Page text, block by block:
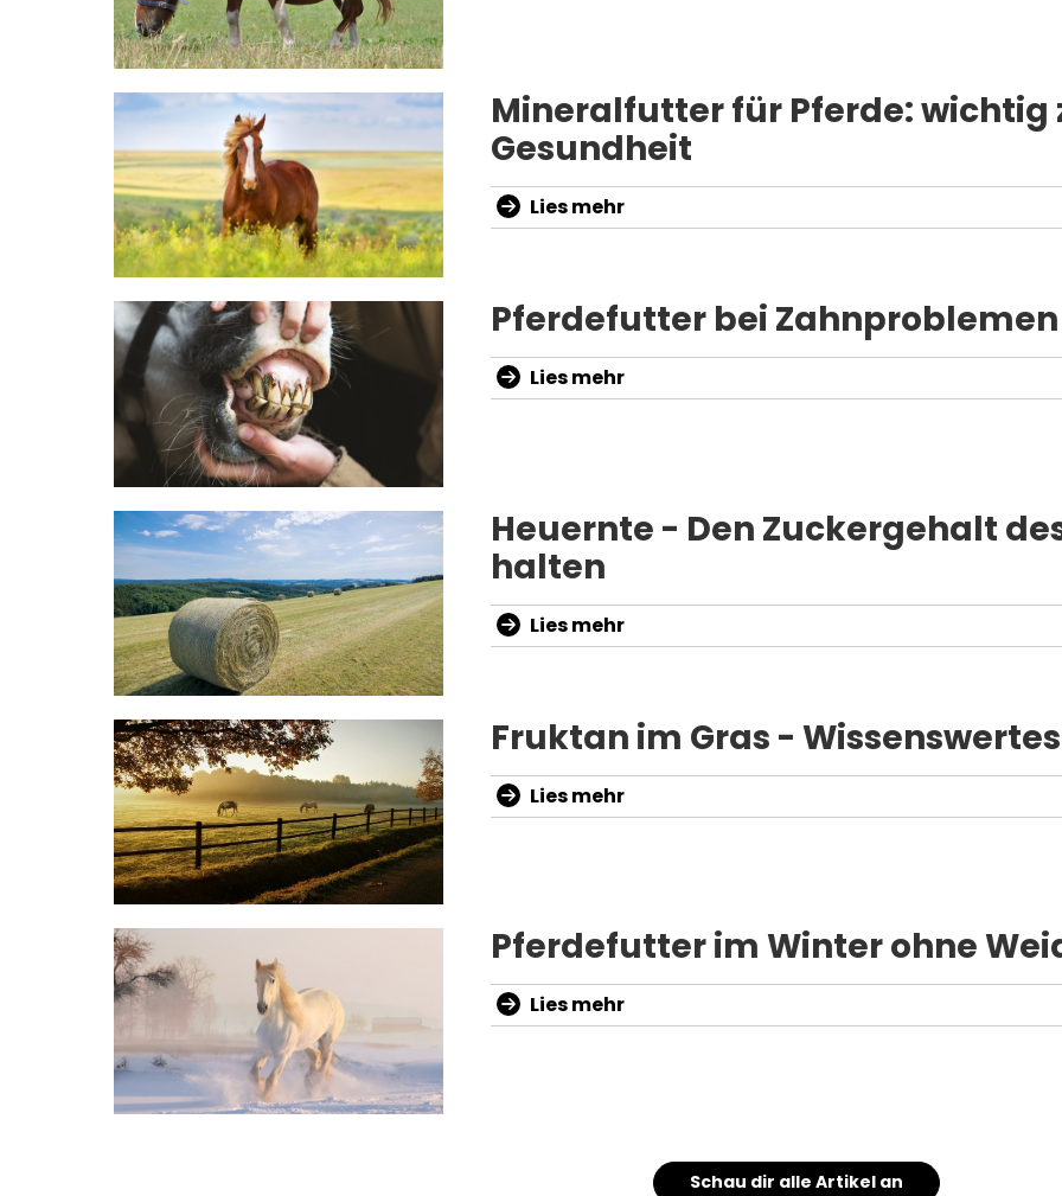
Mineralfutter für Pferde: wichtig
Gesundheit
Lies mehr
Pferdefutter bei Zahnproblemen
Lies mehr
Heuernte - Den Zuckergehalt
halten
Lies mehr
Fruktan im Gras -
Lies mehr
Pferdefutter im Winter ohne
Lies mehr
Schau dir alle Artikel an